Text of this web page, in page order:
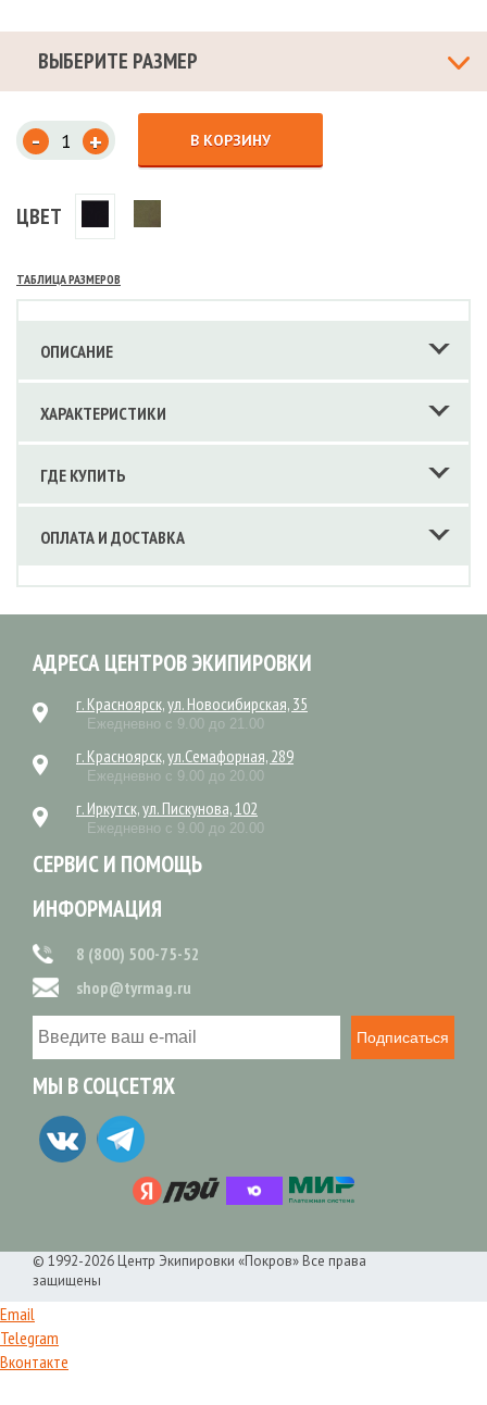
ВЫБЕРИТЕ РАЗМЕР
- + В КОРЗИНУ
ЦВЕТ
ТАБЛИЦА РАЗМЕРОВ
ОПИСАНИЕ
ХАРАКТЕРИСТИКИ
ГДЕ КУПИТЬ
ОПЛАТА И ДОСТАВКА
АДРЕСА ЦЕНТРОВ ЭКИПИРОВКИ
г. Красноярск, ул. Новосибирская, 35
Ежедневно с 9.00 до 21.00
г. Красноярск, ул.Семафорная, 289
Ежедневно с 9.00 до 20.00
г. Иркутск, ул. Пискунова, 102
Ежедневно с 9.00 до 20.00
СЕРВИС И ПОМОЩЬ
ИНФОРМАЦИЯ
8 (800) 500-75-52
shop@tyrmag.ru
Подписаться
МЫ В СОЦСЕТЯХ
© 1992-2026 Центр Экипировки «Покров» Все права
защищены
Email
Telegram
Вконтакте